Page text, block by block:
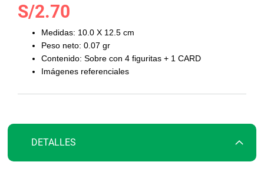
Saltar
comienzo
imágenes
S/2.70
Medidas: 10.0 X 12.5 cm
Peso neto: 0.07 gr
Contenido: Sobre con 4 figuritas + 1 CARD
Imágenes referenciales
DETALLES